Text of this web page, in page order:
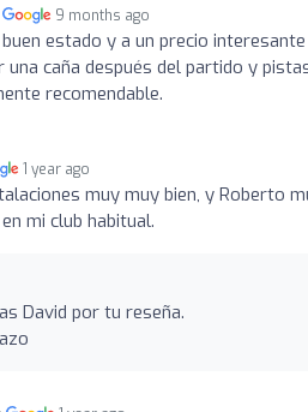
9 months ago
estado y a un precio
caña después del partido y
recomendable.
1 year ago
muy muy bien, y Roberto
mi club habitual.
David por tu reseña.